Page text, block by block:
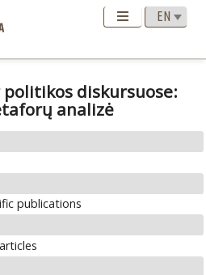
politikos diskursuose:
analizė
publications